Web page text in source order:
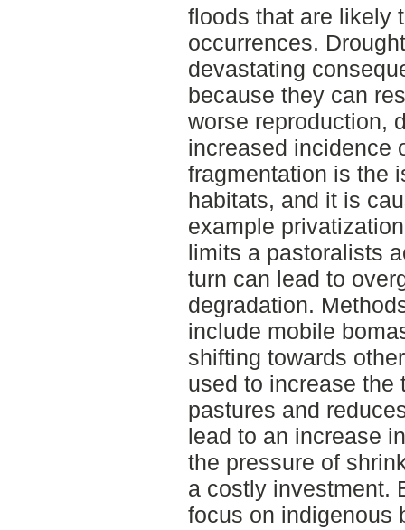
floods that are likely
occurrences.
devastating
because they can
worse reproduction,
increased incidence
fragmentation is the
habitats, and it is
example
limits a pastoralists
turn can lead to
degradation.
include mobile
shifting towards
used to increase the
pastures and
lead to an increase
the pressure of
a costly investment.
focus on indigenous